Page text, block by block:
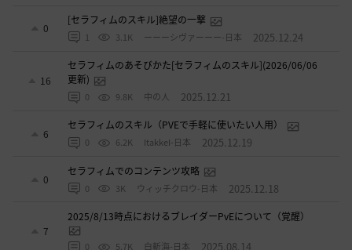
0
[セラフィムのスキル]絶望の一撃
1 3.1K ーーーシヴァーーー-日本 2025.12.24
16
セラフィムのあそびかた[セラフィムのスキル](2026/06/06
更新)
0 9.8K 中の人 2025.12.21
6
セラフィムのスキル（PVEで手軽に使いたい人用）
0 6.2K ItakkeI-日本 2025.12.19
0
セラフィムでのコンテンツ攻略
0 3K ウィッチクロウ-日本 2025.12.18
7
2025/8/13時点におけるブレイダーPvEについて（覚醒）
0 5.7K 白斬海-日本 2025.08.14